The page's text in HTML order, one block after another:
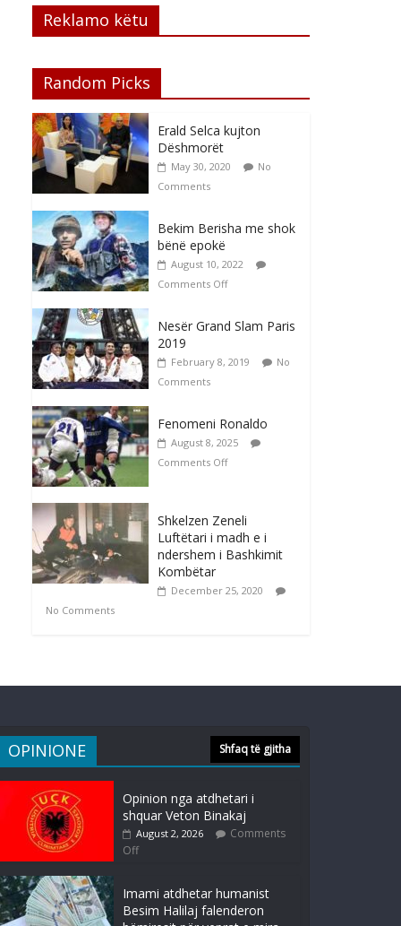
Reklamo këtu
Random Picks
Erald Selca kujton
Dëshmorët
May 30, 2020
No
Comments
Bekim Berisha me shok
bënë epokë
August 10, 2022
Comments Off
Nesër Grand Slam Paris
2019
February 8, 2019
No
Comments
Fenomeni Ronaldo
August 8, 2025
Comments Off
Shkelzen Zeneli
Luftëtari i madh e i
ndershem i Bashkimit
Kombëtar
December 25, 2020
No Comments
OPINIONE Shfaq të gjitha
Opinion nga atdhetari i
shquar Veton Binakaj
August 2, 2026
Comments
Off
Imami atdhetar humanist
Besim Halilaj falenderon